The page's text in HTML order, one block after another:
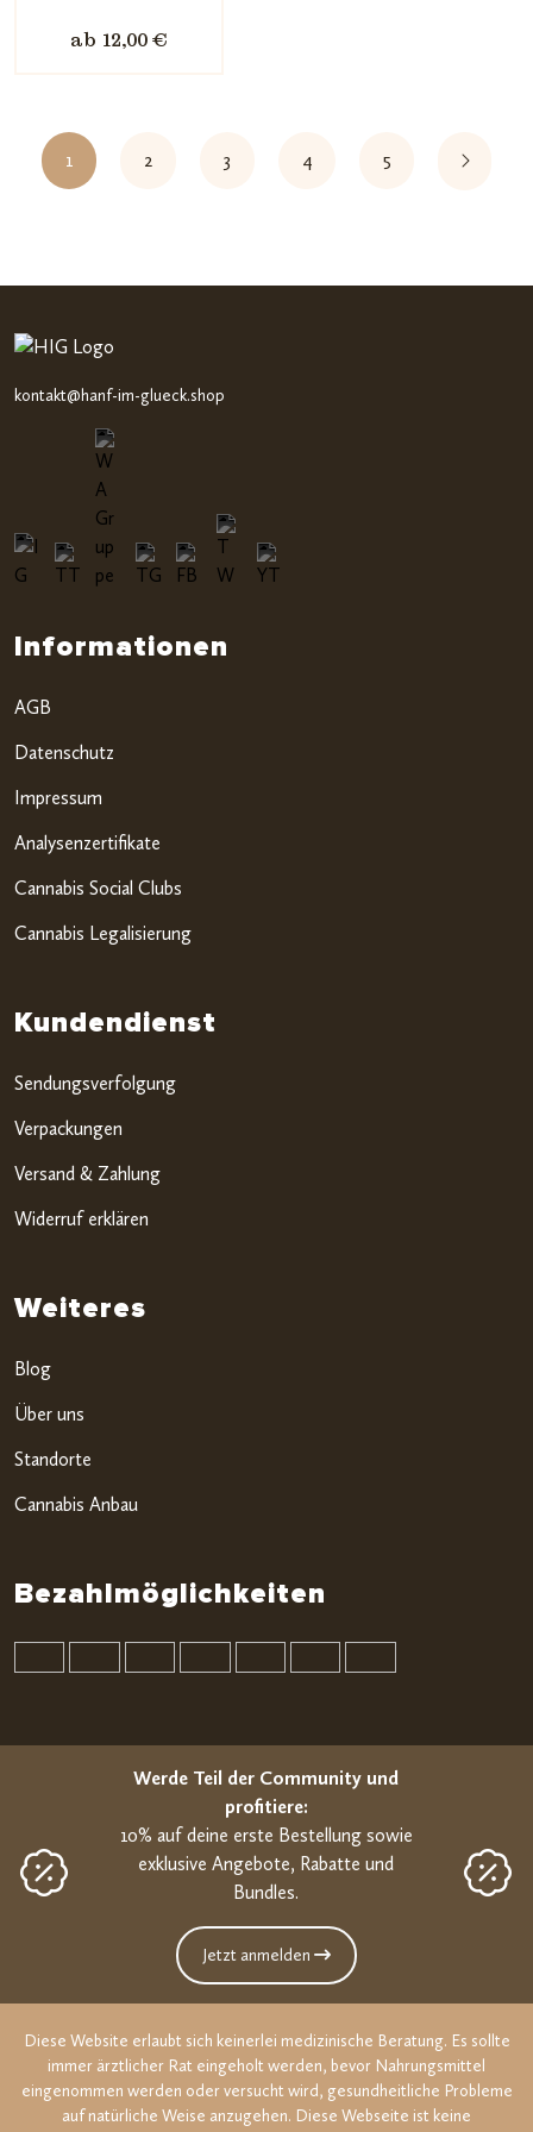
basieren
ewertun
gen
ab 12,00 €
1 2 3 4 5
kontakt@hanf-im-glueck.shop
Informationen
AGB
Datenschutz
Impressum
Analysenzertifikate
Cannabis Social Clubs
Cannabis Legalisierung
Kundendienst
Sendungsverfolgung
Verpackungen
Versand & Zahlung
Widerruf erklären
Weiteres
Blog
Über uns
Standorte
Cannabis Anbau
Bezahlmöglichkeiten
Werde Teil der Community und
profitiere:
10% auf deine erste Bestellung sowie
exklusive Angebote, Rabatte und
Bundles.
Jetzt anmelden
Diese Website erlaubt sich keinerlei medizinische Beratung. Es sollte
immer ärztlicher Rat eingeholt werden, bevor Nahrungsmittel
eingenommen werden oder versucht wird, gesundheitliche Probleme
auf natürliche Weise anzugehen. Diese Webseite ist keine